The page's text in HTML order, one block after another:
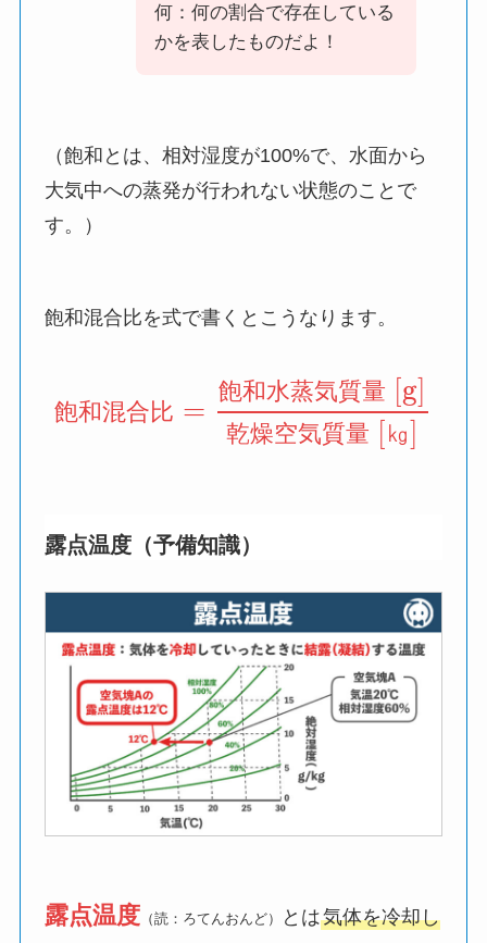
何：何の割合で存在している
かを表したものだよ！
（飽和とは、相対湿度が100%で、水面から
大気中への蒸発が行われない状態のことで
す。）
飽和混合比を式で書くとこうなります。
飽和混合比 =
飽和水蒸気質量 [g]
乾燥空気質量 [㎏]
露点温度（予備知識）
露点温度 （読：ろてんおんど） とは気体を冷却し